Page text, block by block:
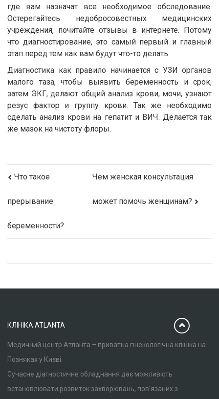
где вам назначат все необходимое обследование.
Остерегайтесь недобросовестных медицинских
учреждения, почитайте отзывы в интернете. Потому
что диагностирование, это самый первый и главный
этап перед тем как вам будут что-то делать.
Диагностика как правило начинается с УЗИ органов
малого таза, чтобы выявить беременность и срок,
затем ЭКГ, делают общий анализ крови, мочи, узнают
резус фактор и группу крови. Так же необходимо
сделать анализ крови на гепатит и ВИЧ. Делается так
же мазок на чистоту флоры.
Что такое
прерывание
беременности?
Чем женская консультация
может помочь женщинам?
КЛІНІКА ATLANTA
Медичний центр Атланта – приватна гінекологічна клініка на
Позняках у Києві.
Сучасне діагностичне обладнання дає можливість
встановлювати розвиток захворювань, пов’язаних з